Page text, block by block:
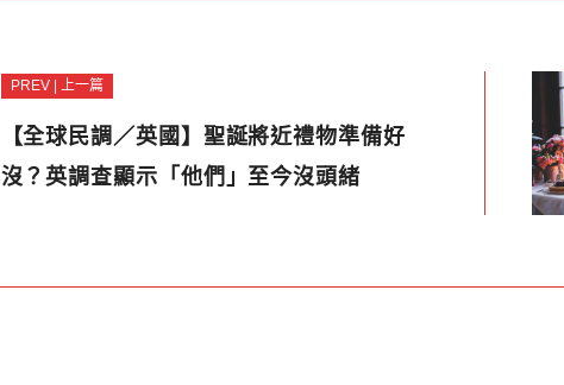
PREV | 上一篇
【全球民調／英國】聖誕將近禮物準備好
沒？英調查顯示「他們」至今沒頭緒